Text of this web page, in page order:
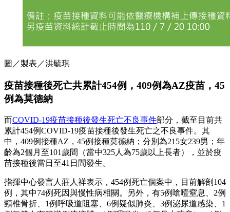
圖／製表／洪毓琪
疫苗接種後死亡共累計454例，409例為AZ疫苗，45
例為莫德納
而COVID-19疫苗接種後發生死亡不良事件部分，截至目前共
累計454例COVID-19疫苗接種後發生死亡之不良事件。其
中，409例接種AZ，45例接種莫德納；分別為215女239男；年
齡為2個月至101歲間（當中325人為75歲以上長者），並於疫
苗接種後當日至41日間發生。
指揮中心發言人莊人祥表示，454例死亡個案中，目前解剖104
例，其中74例死因與慢性病相關。另外，有5例嗆噎窒息、2例
頸椎骨折、1例呼吸道阻塞、6例疑似肺炎、3例泌尿道感染、1